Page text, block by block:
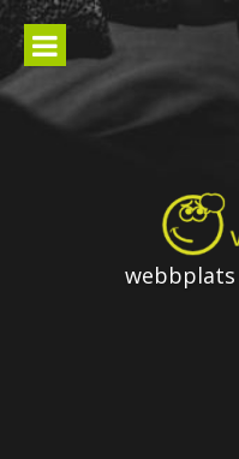
Skip
content